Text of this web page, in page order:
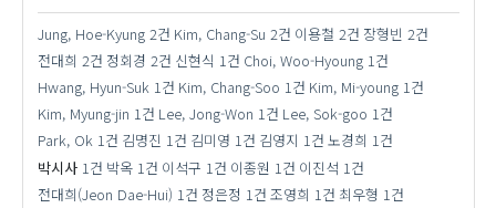
Jung, Hoe-Kyung 2건 Kim, Chang-Su 2건 이용철 2건 장형빈 2건
전대희 2건 정회경 2건 신현식 1건 Choi, Woo-Hyoung 1건
Hwang, Hyun-Suk 1건 Kim, Chang-Soo 1건 Kim, Mi-young 1건
Kim, Myung-jin 1건 Lee, Jong-Won 1건 Lee, Sok-goo 1건
Park, Ok 1건 김명진 1건 김미영 1건 김영지 1건 노경희 1건
박시사 1건 박옥 1건 이석구 1건 이종원 1건 이진석 1건
전대희(Jeon Dae-Hui) 1건 정은정 1건 조영희 1건 최우형 1건